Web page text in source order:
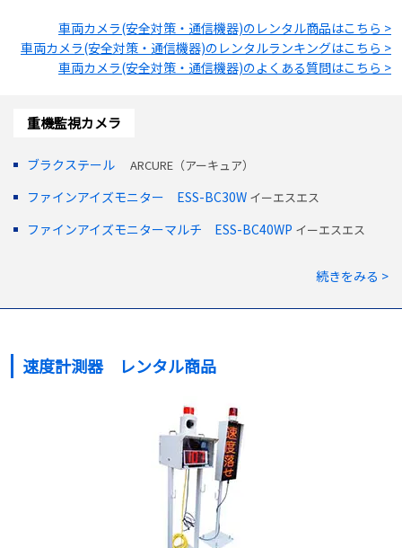
車両カメラ(安全対策・通信機器)のレンタル商品はこちら >
車両カメラ(安全対策・通信機器)のレンタルランキングはこちら >
車両カメラ(安全対策・通信機器)のよくある質問はこちら >
重機監視カメラ
ブラクステール ARCURE（アーキュア）
ファインアイズモニター ESS-BC30W イーエスエス
ファインアイズモニターマルチ ESS-BC40WP イーエスエス
続きをみる >
速度計測器 レンタル商品